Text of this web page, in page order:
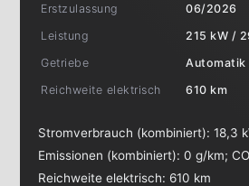
Erstzulassung
06/2026
Leistung
215 kW /
Getriebe
Automatik
Reichweite elektrisch
610 km
Stromverbrauch (kombiniert):18,3
Emissionen (kombiniert):0 g/km;CO
Reichweite elektrisch: 610 km